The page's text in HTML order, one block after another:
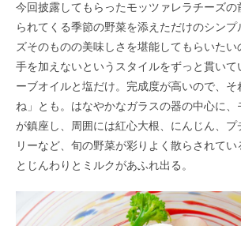
今回披露してもらったモッツァレラチーズの
られてくる季節の野菜を添えただけのシン
ズそのものの美味しさを堪能してもらいたい
手を加えないというスタイルをずっと貫いて
ーブオイルと塩だけ。完成度が高いので、そ
ね」とも。はなやかなガラスの器の中心に
が鎮座し、周囲には紅心大根、にんじん、プ
リーなど、旬の野菜が彩りよく散らされてい
とじんわりとミルクがあふれ出る。